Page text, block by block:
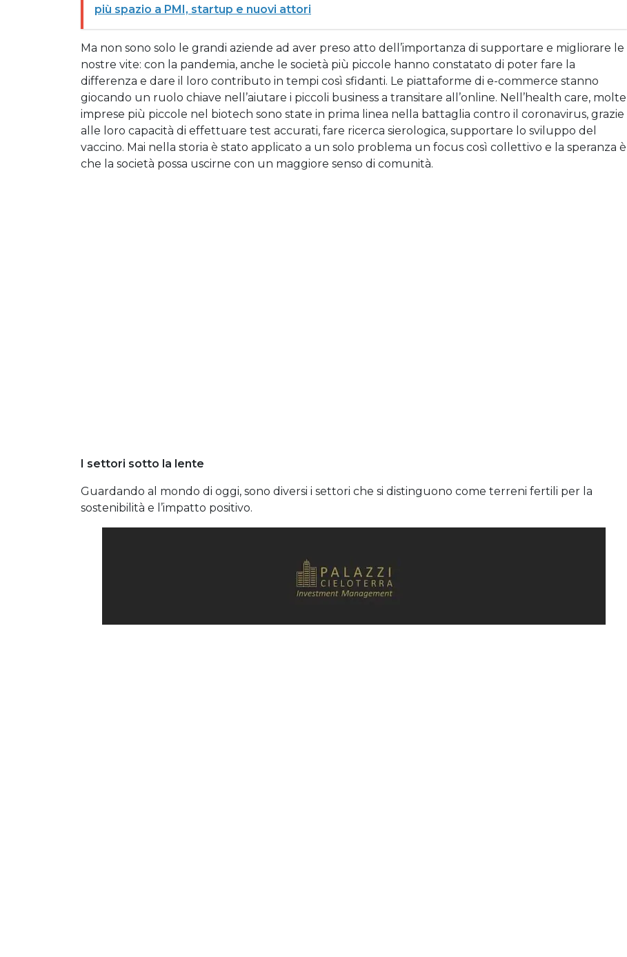
più spazio a PMI, startup e nuovi attori
Ma non sono solo le grandi aziende ad aver preso atto dell’importanza di supportare e migliorare le
nostre vite: con la pandemia, anche le società più piccole hanno constatato di poter fare la
differenza e dare il loro contributo in tempi così sfidanti. Le piattaforme di e-commerce stanno
giocando un ruolo chiave nell’aiutare i piccoli business a transitare all’online. Nell’health care, molte
imprese più piccole nel biotech sono state in prima linea nella battaglia contro il coronavirus, grazie
alle loro capacità di effettuare test accurati, fare ricerca sierologica, supportare lo sviluppo del
vaccino. Mai nella storia è stato applicato a un solo problema un focus così collettivo e la speranza è
che la società possa uscirne con un maggiore senso di comunità.
I settori sotto la lente
Guardando al mondo di oggi, sono diversi i settori che si distinguono come terreni fertili per la
sostenibilità e l’impatto positivo.